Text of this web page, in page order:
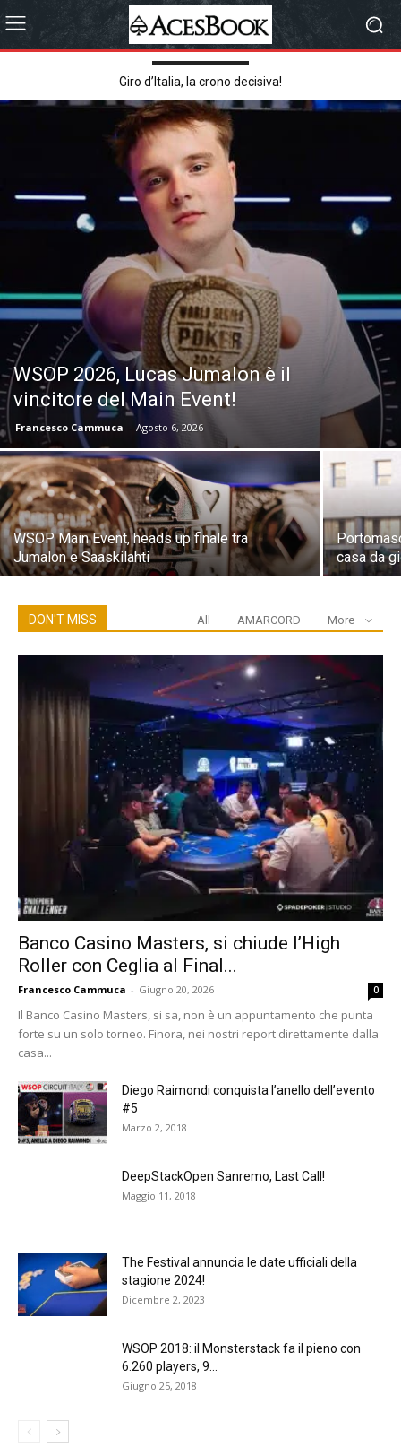
TRENDING NOW
Il Bitcoin sfonda quota 60.000 dollari: i motivi e le prospettive
WSOP 2026, Lucas Jumalon è il
vincitore del Main Event!
Francesco Cammuca - Agosto 6, 2026
WSOP Main Event, heads up finale tra
Jumalon e Saaskilahti
casa da
DON'T MISS All AMARCORD More
Banco Casino Masters, si chiude l’High
Roller con Ceglia al Final...
Francesco Cammuca - Giugno 20, 2026 0
Il Banco Casino Masters, si sa, non è un appuntamento che punta
forte su un solo torneo. Finora, nei nostri report direttamente dalla
casa...
Diego Raimondi conquista l’anello dell’evento
#5
Marzo 2, 2018
DeepStackOpen Sanremo, Last Call!
Maggio 11, 2018
The Festival annuncia le date ufficiali della
stagione 2024!
Dicembre 2, 2023
WSOP 2018: il Monsterstack fa il pieno con
6.260 players, 9...
Giugno 25, 2018